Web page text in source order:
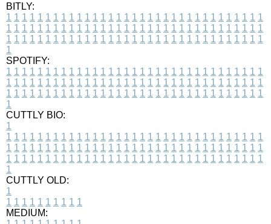
BITLY:
1 1 1 1 1 1 1 1 1 1 1 1 1 1 1 1 1 1 1 1 1 1 1 1 1 1 1 1 1 1 1 1 1
1 1 1 1 1 1 1 1 1 1 1 1 1 1 1 1 1 1 1 1 1 1 1 1 1 1 1 1 1 1 1 1 1
1 1 1 1 1 1 1 1 1 1 1 1 1 1 1 1 1 1 1 1 1 1 1 1 1 1 1 1 1 1 1 1 1
1
SPOTIFY:
1 1 1 1 1 1 1 1 1 1 1 1 1 1 1 1 1 1 1 1 1 1 1 1 1 1 1 1 1 1 1 1 1
1 1 1 1 1 1 1 1 1 1 1 1 1 1 1 1 1 1 1 1 1 1 1 1 1 1 1 1 1 1 1 1 1
1 1 1 1 1 1 1 1 1 1 1 1 1 1 1 1 1 1 1 1 1 1 1 1 1 1 1 1 1 1 1 1 1
1
CUTTLY BIO:
1
1 1 1 1 1 1 1 1 1 1 1 1 1 1 1 1 1 1 1 1 1 1 1 1 1 1 1 1 1 1 1 1 1
1 1 1 1 1 1 1 1 1 1 1 1 1 1 1 1 1 1 1 1 1 1 1 1 1 1 1 1 1 1 1 1 1
1 1 1 1 1 1 1 1 1 1 1 1 1 1 1 1 1 1 1 1 1 1 1 1 1 1 1 1 1 1 1 1 1
1
CUTTLY OLD:
1
1 1 1 1 1 1 1 1 1 1
MEDIUM: